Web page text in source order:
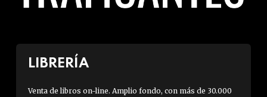
LIBRERÍA
Venta de libros on-line. Amplio fondo, con más de 30.000